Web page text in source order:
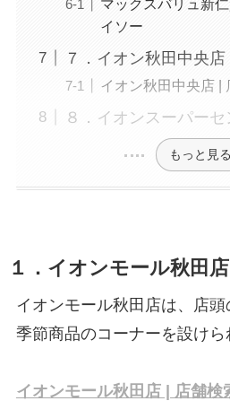
マックスバリュ新
イソー
７．イオン秋田中央店
イオン秋田中央店 |
８．イオンスーパー
もっと見る
１．イオンモール秋田店
イオンモール秋田店は、店
季節商品のコーナーを設けら
イオンモール秋田店 | 店舗検